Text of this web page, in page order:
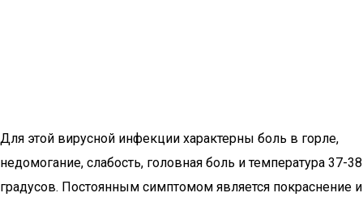
Для этой вирусной инфекции характерны боль в горле,
недомогание, слабость, головная боль и температура 37-38
градусов. Постоянным симптомом является покраснение и